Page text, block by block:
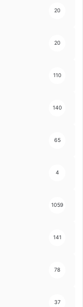
20
20
110
140
65
4
1059
141
78
37